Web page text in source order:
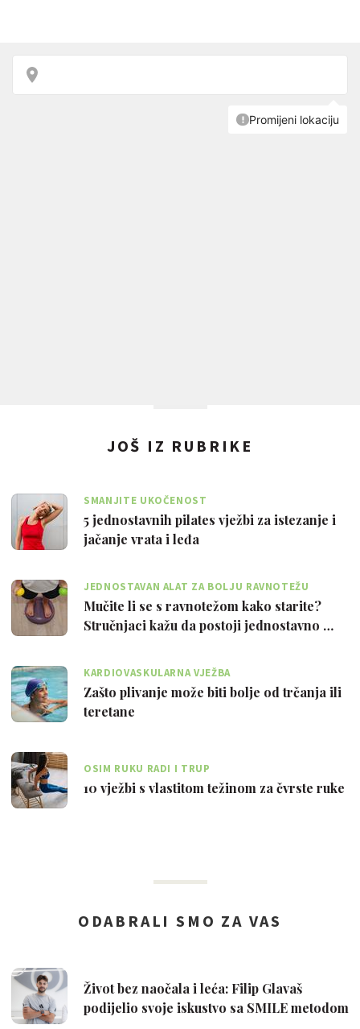
JOŠ IZ RUBRIKE
SMANJITE UKOČENOST
5 jednostavnih pilates vježbi za istezanje i
jačanje vrata i leđa
JEDNOSTAVAN ALAT ZA BOLJU RAVNOTEŽU
Mučite li se s ravnotežom kako starite?
Stručnjaci kažu da postoji jednostavno …
KARDIOVASKULARNA VJEŽBA
Zašto plivanje može biti bolje od trčanja ili
teretane
OSIM RUKU RADI I TRUP
10 vježbi s vlastitom težinom za čvrste ruke